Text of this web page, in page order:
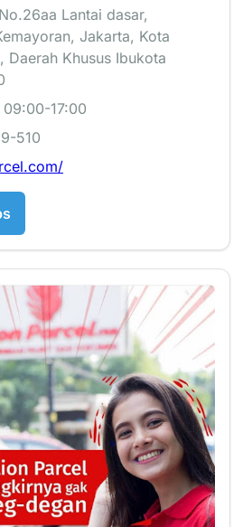
Lantai dasar,
Jakarta, Kota
Daerah Khusus Ibukota
09:00-17:00
510